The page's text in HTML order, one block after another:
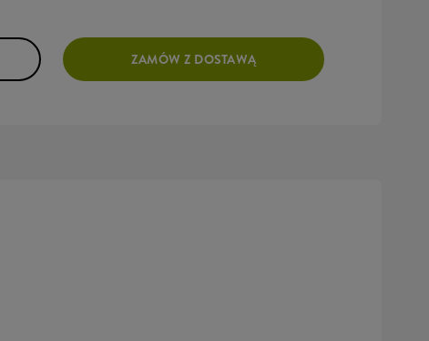
ZAMÓW Z DOSTAWĄ